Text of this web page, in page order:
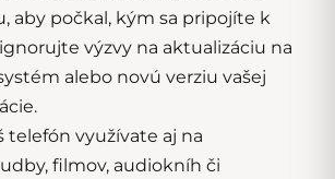
aby počkal, kým sa pripojíte k
výzvy na aktualizáciu na
alebo novú verziu vašej
telefón využívate aj na
filmov, audiokníh či